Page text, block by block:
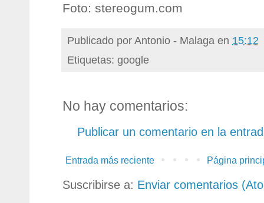
Foto: stereogum.com
Publicado porAntonio - Malaga en 15:12
Etiquetas: google
No hay comentarios:
Publicar un comentario en la
Entrada más reciente Página
Suscribirse a: Enviar comentarios